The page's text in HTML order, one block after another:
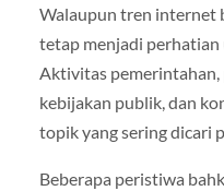
Walaupun tren internet
tetap menjadi perhatian
Aktivitas pemerintahan,
kebijakan publik, dan
topik yang sering dicari
Beberapa peristiwa